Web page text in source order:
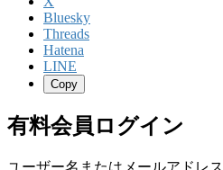
Bluesky
Threads
Hatena
LINE
Copy
有料会員ログイン
ユーザー名またはメールアドレス